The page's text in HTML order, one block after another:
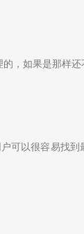
，如果是那样还
可以很容易找